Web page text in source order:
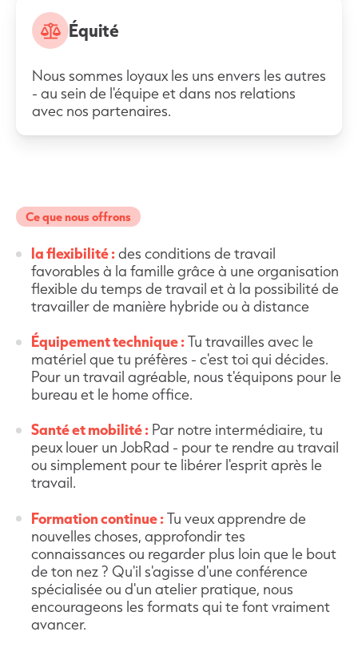
Équité
Nous sommes loyaux les uns envers les autres
- au sein de l'équipe et dans nos relations
avec nos partenaires.
Ce que nous offrons
la flexibilité :des conditions de travail
favorables à la famille grâce à une organisation
flexible du temps de travail et à la possibilité de
travailler de manière hybride ou à distance
Équipement technique :Tu travailles avec le
matériel que tu préfères - c'est toi qui décides.
Pour un travail agréable, nous t'équipons pour le
bureau et le home office.
Santé et mobilité : Par notre intermédiaire, tu
peux louer un JobRad - pour te rendre au travail
ou simplement pour te libérer l'esprit après le
travail.
Formation continue :Tu veux apprendre de
nouvelles choses, approfondir tes
connaissances ou regarder plus loin que le bout
de ton nez ? Qu'il s'agisse d'une conférence
spécialisée ou d'un atelier pratique, nous
encourageons les formats qui te font vraiment
avancer.